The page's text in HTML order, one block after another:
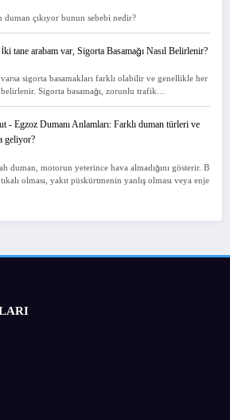
duman çıkıyor bunun sebebi nedir?
İki tane arabam var, Sigorta Basamağı Nasıl Belirlenir?
sigorta basamakları farklı olabilir ve genellikle her
belirlenir. Sigorta basamağı, zorunlu trafik…
- Egzoz Dumanı Anlamları: Farklı duman türleri ve
geliyor?
duman, motorun yeterince hava almadığını gösterir. B
olması, yakıt püskürtmenin yanlış olması veya enje